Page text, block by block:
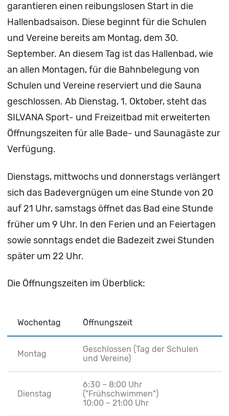
garantieren einen reibungslosen Start in die
Hallenbadsaison. Diese beginnt für die Schulen
und Vereine bereits am Montag, dem 30.
September. An diesem Tag ist das Hallenbad, wie
an allen Montagen, für die Bahnbelegung von
Schulen und Vereine reserviert und die Sauna
geschlossen. Ab Dienstag, 1. Oktober, steht das
SILVANA Sport- und Freizeitbad mit erweiterten
Öffnungszeiten für alle Bade- und Saunagäste zur
Verfügung.
Dienstags, mittwochs und donnerstags verlängert
sich das Badevergnügen um eine Stunde von 20
auf 21 Uhr, samstags öffnet das Bad eine Stunde
früher um 9 Uhr. In den Ferien und an Feiertagen
sowie sonntags endet die Badezeit zwei Stunden
später um 22 Uhr.
Die Öffnungszeiten im Überblick:
Wochentag Öffnungszeit
Montag
Geschlossen (Tag der Schulen
und Vereine)
Dienstag
6:30 – 8:00 Uhr
("Frühschwimmen")
10:00 – 21:00 Uhr